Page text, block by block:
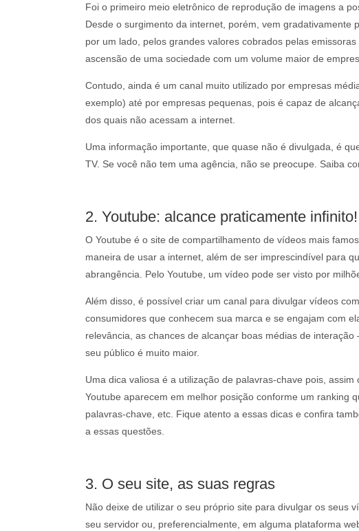
Foi o primeiro meio eletrônico de reprodução de imagens a
Desde o surgimento da internet, porém, vem gradativamente
por um lado, pelos grandes valores cobrados pelas
ascensão de uma sociedade com um volume maior de
Contudo, ainda é um canal muito utilizado por empresas
exemplo) até por empresas pequenas, pois é capaz de
dos quais não acessam a internet.
Uma informação importante, que quase não é divulgada, é
TV. Se você não tem uma agência, não se preocupe. Saiba
2. Youtube: alcance praticamente infinito!
O Youtube é o site de compartilhamento de vídeos mais
maneira de usar a internet, além de ser imprescindível para
abrangência. Pelo Youtube, um vídeo pode ser visto por
Além disso, é possível criar um canal para divulgar vídeos
consumidores que conhecem sua marca e se engajam com
relevância, as chances de alcançar boas médias de
seu público é muito maior.
Uma dica valiosa é a utilização de palavras-chave pois,
Youtube aparecem em melhor posição conforme um ranking
palavras-chave, etc. Fique atento a essas dicas e confira
a essas questões.
3. O seu site, as suas regras
Não deixe de utilizar o seu próprio site para divulgar os seus
seu servidor ou, preferencialmente, em alguma plataforma